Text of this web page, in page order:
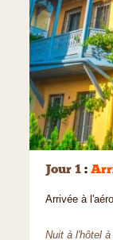
Jour 1 :
Arrivée à
Nuit à l'hôtel à